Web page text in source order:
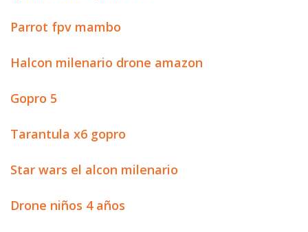
Parrot fpv mambo
Halcon milenario drone amazon
Gopro 5
Tarantula x6 gopro
Star wars el alcon milenario
Drone niños 4 años